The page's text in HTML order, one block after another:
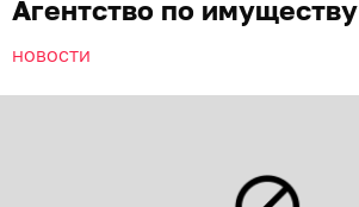
Агентство по имуществу
НОВОСТИ